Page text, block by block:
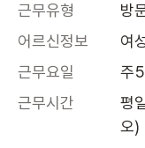
근무유형
방
어르신정보
여
근무요일
주
근무시간
평
오)